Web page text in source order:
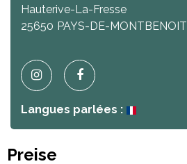
Hauterive-La-Fresse
25650 PAYS-DE-MONTBENOIT
Langues parlées :
Preise